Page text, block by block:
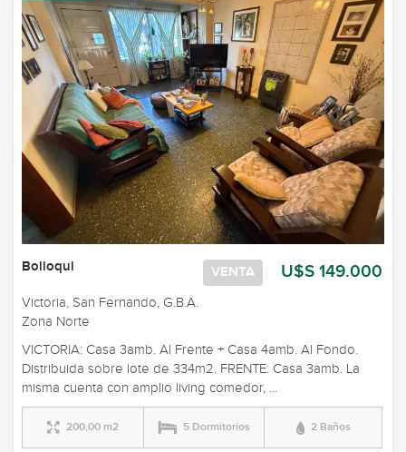
U$S 149.000
VENTA
Bolloqui
Victoria, San Fernando, G.B.A.
Zona Norte
VICTORIA: Casa 3amb. Al Frente + Casa 4amb. Al Fondo.
Distribuida sobre lote de 334m2. FRENTE: Casa 3amb. La
misma cuenta con amplio living comedor, ...
200,00 m2 5 Dormitorios 2 Baños